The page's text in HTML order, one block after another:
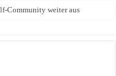
Community weiter aus